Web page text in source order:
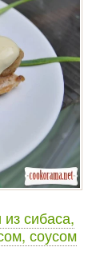
сибаса,
соусом